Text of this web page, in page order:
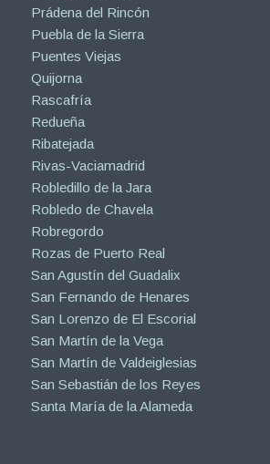
Prádena del Rincón
Puebla de la Sierra
Puentes Viejas
Quijorna
Rascafría
Redueña
Ribatejada
Rivas-Vaciamadrid
Robledillo de la Jara
Robledo de Chavela
Robregordo
Rozas de Puerto Real
San Agustín del Guadalix
San Fernando de Henares
San Lorenzo de El Escorial
San Martín de la Vega
San Martín de Valdeiglesias
San Sebastián de los Reyes
Santa María de la Alameda